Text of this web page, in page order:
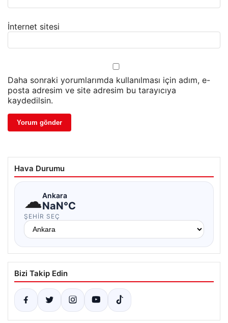
İnternet sitesi
Daha sonraki yorumlarımda kullanılması için adım, e-
posta adresim ve site adresim bu tarayıcıya
kaydedilsin.
Hava Durumu
☁Ankara
NaN°C
ŞEHIR SEÇ
Bizi Takip Edin